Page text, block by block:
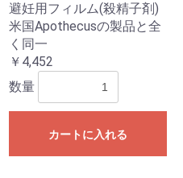
避妊用フィルム(殺精子剤)
米国Apothecusの製品と全
く同一
￥4,452
数量
カートに入れる